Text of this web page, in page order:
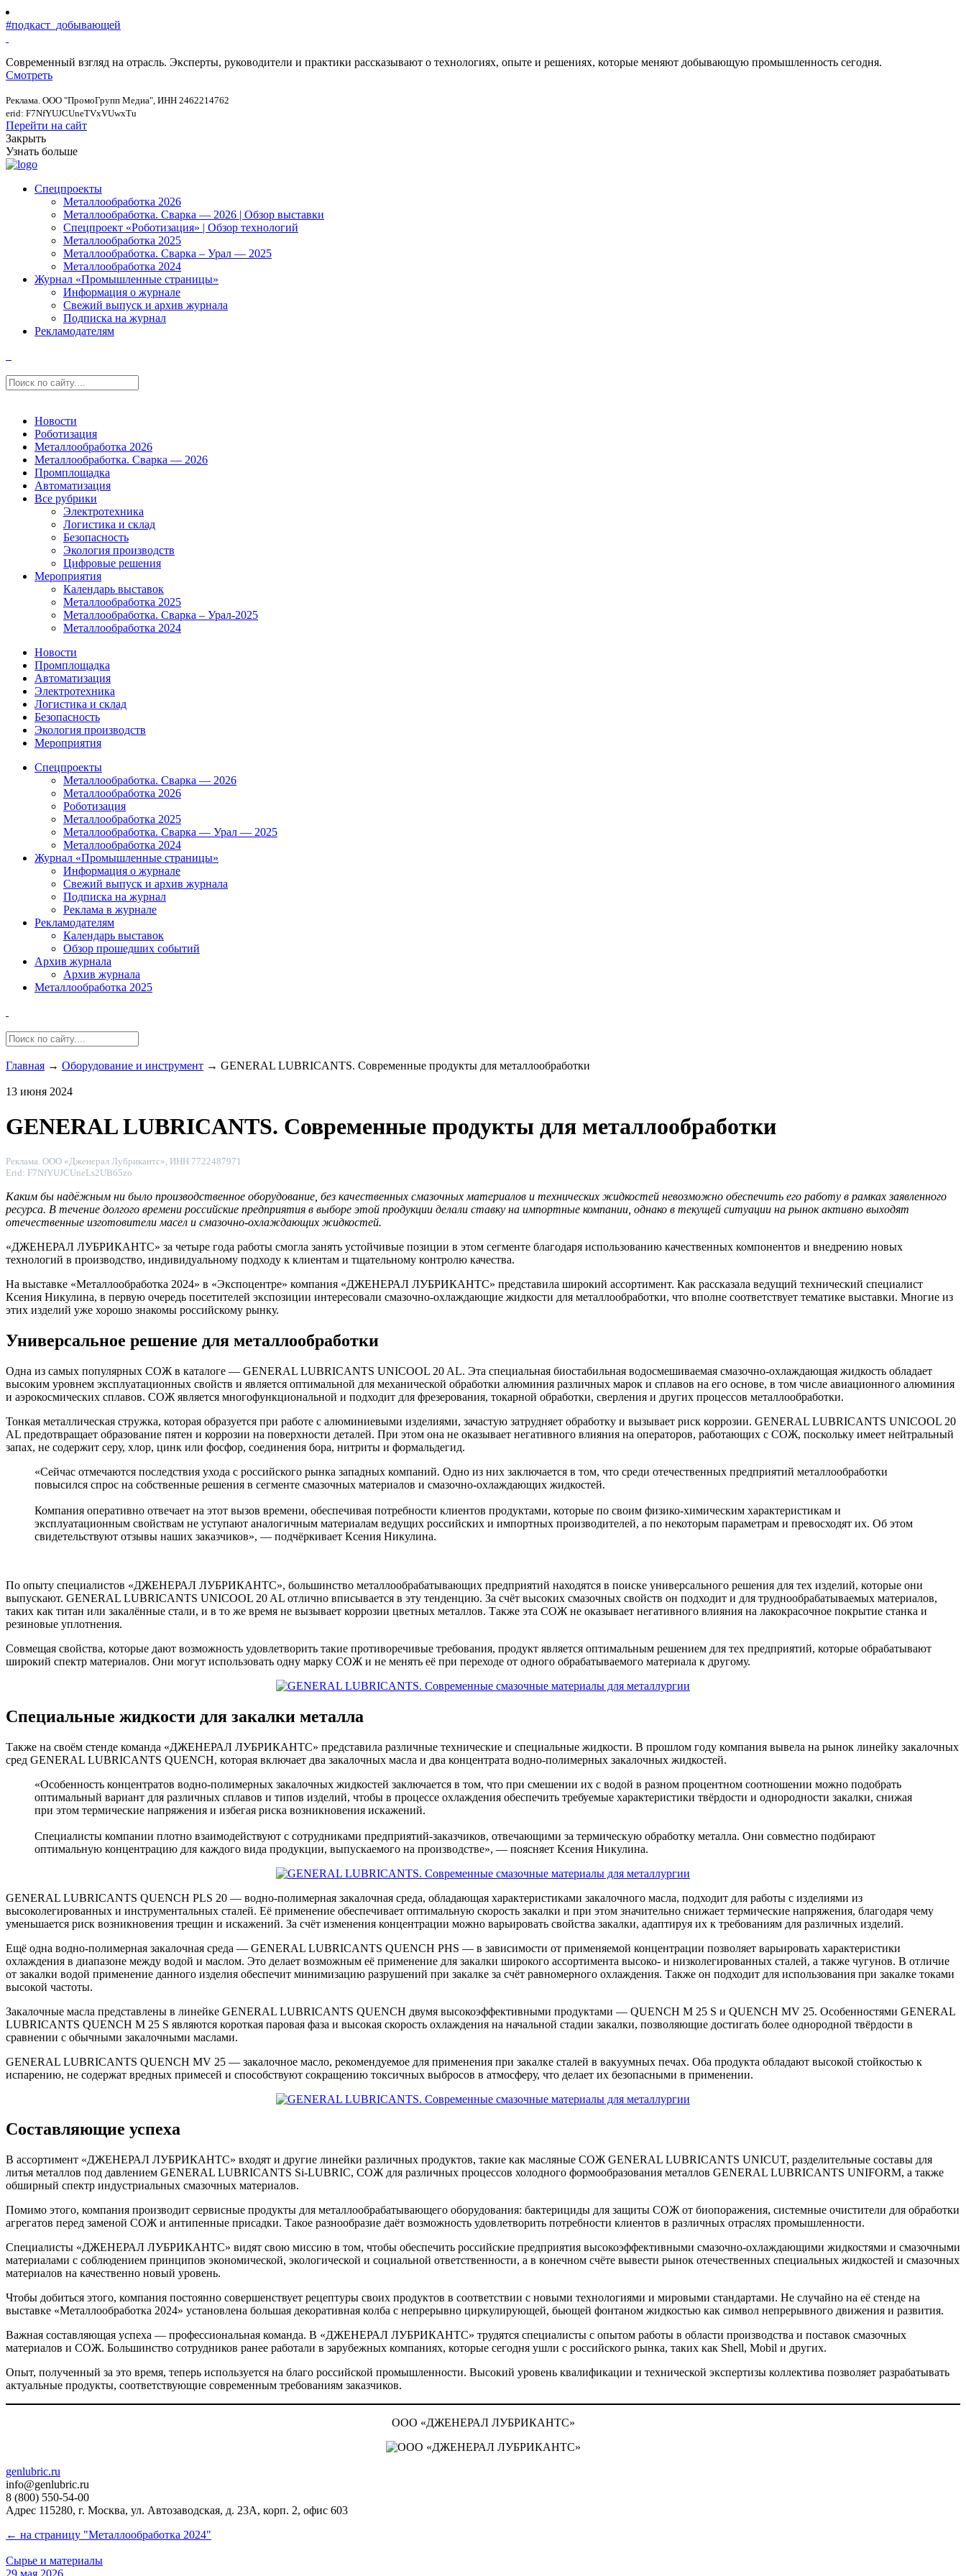
#подкаст_добывающей
Современный взгляд на отрасль. Эксперты, руководители и практики рассказывают о технологиях, опыте и решениях, которые меняют добывающую промышленность сегодня.
Смотреть
Реклама. ООО "ПромоГрупп Медиа", ИНН 2462214762
erid: F7NfYUJCUneTVxVUwxTu
Перейти на сайт
Закрыть
Узнать больше
Спецпроекты
Металлообработка 2026
Металлообработка. Сварка — 2026 | Обзор выставки
Спецпроект «Роботизация» | Обзор технологий
Металлообработка 2025
Металлообработка. Сварка – Урал — 2025
Металлообработка 2024
Журнал «Промышленные страницы»
Информация о журнале
Свежий выпуск и архив журнала
Подписка на журнал
Рекламодателям
Новости
Роботизация
Металлообработка 2026
Металлообработка. Сварка — 2026
Промплощадка
Автоматизация
Все рубрики
Электротехника
Логистика и склад
Безопасность
Экология производств
Цифровые решения
Мероприятия
Календарь выставок
Металлообработка 2025
Металлообработка. Сварка – Урал-2025
Металлообработка 2024
Новости
Промплощадка
Автоматизация
Электротехника
Логистика и склад
Безопасность
Экология производств
Мероприятия
Спецпроекты
Металлообработка. Сварка — 2026
Металлообработка 2026
Роботизация
Металлообработка 2025
Металлообработка. Сварка — Урал — 2025
Металлообработка 2024
Журнал «Промышленные страницы»
Информация о журнале
Свежий выпуск и архив журнала
Подписка на журнал
Реклама в журнале
Рекламодателям
Календарь выставок
Обзор прошедших событий
Архив журнала
Архив журнала
Металлообработка 2025
Главная → Оборудование и инструмент → GENERAL LUBRICANTS. Современные продукты для металлообработки
13 июня 2024
GENERAL LUBRICANTS. Современные продукты для металлообработки
Реклама. ООО «Дженерал Лубрикантс», ИНН 7722487971
Erid: F7NfYUJCUneLs2UB65zo
Каким бы надёжным ни было производственное оборудование, без качественных смазочных материалов и технических жидкостей невозможно обеспечить его работу в рамках заявленного
ресурса. В течение долгого времени российские предприятия в выборе этой продукции делали ставку на импортные компании, однако в текущей ситуации на рынок активно выходят
отечественные изготовители масел и смазочно-охлаждающих жидкостей.
«ДЖЕНЕРАЛ ЛУБРИКАНТС» за четыре года работы смогла занять устойчивые позиции в этом сегменте благодаря использованию качественных компонентов и внедрению новых
технологий в производство, индивидуальному подходу к клиентам и тщательному контролю качества.
На выставке «Металлообработка 2024» в «Экспоцентре» компания «ДЖЕНЕРАЛ ЛУБРИКАНТС» представила широкий ассортимент. Как рассказала ведущий технический специалист
Ксения Никулина, в первую очередь посетителей экспозиции интересовали смазочно-охлаждающие жидкости для металлообработки, что вполне соответствует тематике выставки. Многие из
этих изделий уже хорошо знакомы российскому рынку.
Универсальное решение для металлообработки
Одна из самых популярных СОЖ в каталоге — GENERAL LUBRICANTS UNICOOL 20 AL. Эта специальная биостабильная водосмешиваемая смазочно-охлаждающая жидкость обладает
высоким уровнем эксплуатационных свойств и является оптимальной для механической обработки алюминия различных марок и сплавов на его основе, в том числе авиационного алюминия
и аэрокосмических сплавов. СОЖ является многофункциональной и подходит для фрезерования, токарной обработки, сверления и других процессов металлообработки.
Тонкая металлическая стружка, которая образуется при работе с алюминиевыми изделиями, зачастую затрудняет обработку и вызывает риск коррозии. GENERAL LUBRICANTS UNICOOL 20
AL предотвращает образование пятен и коррозии на поверхности деталей. При этом она не оказывает негативного влияния на операторов, работающих с СОЖ, поскольку имеет нейтральный
запах, не содержит серу, хлор, цинк или фосфор, соединения бора, нитриты и формальдегид.
«Сейчас отмечаются последствия ухода с российского рынка западных компаний. Одно из них заключается в том, что среди отечественных предприятий металлообработки
повысился спрос на собственные решения в сегменте смазочных материалов и смазочно-охлаждающих жидкостей.
Компания оперативно отвечает на этот вызов времени, обеспечивая потребности клиентов продуктами, которые по своим физико-химическим характеристикам и
эксплуатационным свойствам не уступают аналогичным материалам ведущих российских и импортных производителей, а по некоторым параметрам и превосходят их. Об этом
свидетельствуют отзывы наших заказчиков», — подчёркивает Ксения Никулина.
По опыту специалистов «ДЖЕНЕРАЛ ЛУБРИКАНТС», большинство металлообрабатывающих предприятий находятся в поиске универсального решения для тех изделий, которые они
выпускают. GENERAL LUBRICANTS UNICOOL 20 AL отлично вписывается в эту тенденцию. За счёт высоких смазочных свойств он подходит и для труднообрабатываемых материалов,
таких как титан или закалённые стали, и в то же время не вызывает коррозии цветных металлов. Также эта СОЖ не оказывает негативного влияния на лакокрасочное покрытие станка и
резиновые уплотнения.
Совмещая свойства, которые дают возможность удовлетворить такие противоречивые требования, продукт является оптимальным решением для тех предприятий, которые обрабатывают
широкий спектр материалов. Они могут использовать одну марку СОЖ и не менять её при переходе от одного обрабатываемого материала к другому.
Специальные жидкости для закалки металла
Также на своём стенде команда «ДЖЕНЕРАЛ ЛУБРИКАНТС» представила различные технические и специальные жидкости. В прошлом году компания вывела на рынок линейку закалочных
сред GENERAL LUBRICANTS QUENCH, которая включает два закалочных масла и два концентрата водно-полимерных закалочных жидкостей.
«Особенность концентратов водно-полимерных закалочных жидкостей заключается в том, что при смешении их с водой в разном процентном соотношении можно подобрать
оптимальный вариант для различных сплавов и типов изделий, чтобы в процессе охлаждения обеспечить требуемые характеристики твёрдости и однородности закалки, снижая
при этом термические напряжения и избегая риска возникновения искажений.
Специалисты компании плотно взаимодействуют с сотрудниками предприятий-заказчиков, отвечающими за термическую обработку металла. Они совместно подбирают
оптимальную концентрацию для каждого вида продукции, выпускаемого на производстве», — поясняет Ксения Никулина.
GENERAL LUBRICANTS QUENCH PLS 20 — водно-полимерная закалочная среда, обладающая характеристиками закалочного масла, подходит для работы с изделиями из
высоколегированных и инструментальных сталей. Её применение обеспечивает оптимальную скорость закалки и при этом значительно снижает термические напряжения, благодаря чему
уменьшается риск возникновения трещин и искажений. За счёт изменения концентрации можно варьировать свойства закалки, адаптируя их к требованиям для различных изделий.
Ещё одна водно-полимерная закалочная среда — GENERAL LUBRICANTS QUENCH PHS — в зависимости от применяемой концентрации позволяет варьировать характеристики
охлаждения в диапазоне между водой и маслом. Это делает возможным её применение для закалки широкого ассортимента высоко- и низколегированных сталей, а также чугунов. В отличие
от закалки водой применение данного изделия обеспечит минимизацию разрушений при закалке за счёт равномерного охлаждения. Также он подходит для использования при закалке токами
высокой частоты.
Закалочные масла представлены в линейке GENERAL LUBRICANTS QUENCH двумя высокоэффективными продуктами — QUENCH M 25 S и QUENCH MV 25. Особенностями GENERAL
LUBRICANTS QUENCH M 25 S являются короткая паровая фаза и высокая скорость охлаждения на начальной стадии закалки, позволяющие достигать более однородной твёрдости в
сравнении с обычными закалочными маслами.
GENERAL LUBRICANTS QUENCH MV 25 — закалочное масло, рекомендуемое для применения при закалке сталей в вакуумных печах. Оба продукта обладают высокой стойкостью к
испарению, не содержат вредных примесей и способствуют сокращению токсичных выбросов в атмосферу, что делает их безопасными в применении.
Составляющие успеха
В ассортимент «ДЖЕНЕРАЛ ЛУБРИКАНТС» входят и другие линейки различных продуктов, такие как масляные СОЖ GENERAL LUBRICANTS UNICUT, разделительные составы для
литья металлов под давлением GENERAL LUBRICANTS Si-LUBRIC, СОЖ для различных процессов холодного формообразования металлов GENERAL LUBRICANTS UNIFORM, а также
обширный спектр индустриальных смазочных материалов.
Помимо этого, компания производит сервисные продукты для металлообрабатывающего оборудования: бактерициды для защиты СОЖ от биопоражения, системные очистители для обработки
агрегатов перед заменой СОЖ и антипенные присадки. Такое разнообразие даёт возможность удовлетворить потребности клиентов в различных отраслях промышленности.
Специалисты «ДЖЕНЕРАЛ ЛУБРИКАНТС» видят свою миссию в том, чтобы обеспечить российские предприятия высокоэффективными смазочно-охлаждающими жидкостями и смазочными
материалами с соблюдением принципов экономической, экологической и социальной ответственности, а в конечном счёте вывести рынок отечественных специальных жидкостей и смазочных
материалов на качественно новый уровень.
Чтобы добиться этого, компания постоянно совершенствует рецептуры своих продуктов в соответствии с новыми технологиями и мировыми стандартами. Не случайно на её стенде на
выставке «Металлообработка 2024» установлена большая декоративная колба с непрерывно циркулирующей, бьющей фонтаном жидкостью как символ непрерывного движения и развития.
Важная составляющая успеха — профессиональная команда. В «ДЖЕНЕРАЛ ЛУБРИКАНТС» трудятся специалисты с опытом работы в области производства и поставок смазочных
материалов и СОЖ. Большинство сотрудников ранее работали в зарубежных компаниях, которые сегодня ушли с российского рынка, таких как Shell, Мobil и других.
Опыт, полученный за это время, теперь используется на благо российской промышленности. Высокий уровень квалификации и технической экспертизы коллектива позволяет разрабатывать
актуальные продукты, соответствующие современным требованиям заказчиков.
ООО «ДЖЕНЕРАЛ ЛУБРИКАНТС»
genlubric.ru
info@genlubric.ru
8 (800) 550-54-00
Адрес 115280, г. Москва, ул. Автозаводская, д. 23А, корп. 2, офис 603
← на страницу "Металлообработка 2024"
Сырье и материалы